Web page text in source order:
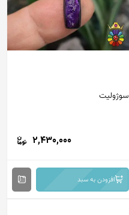
سوژولیت
2,430,000
افزودن به سبد